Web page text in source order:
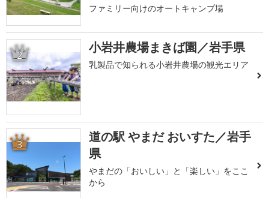
ファミリー向けのオートキャンプ場
2 小岩井農場まきば園／岩手県
乳製品で知られる小岩井農場の観光エリア
3
道の駅 やまだ おいすた／岩手
県
やまだの「おいしい」と「楽しい」をここ
から